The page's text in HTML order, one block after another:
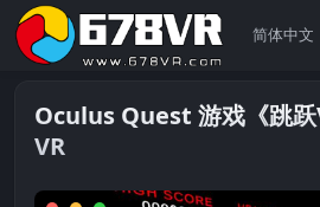
Oculus Quest 游戏《跳
VR